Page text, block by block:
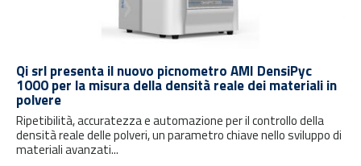
Qi srl presenta il nuovo picnometro AMI DensiPyc
1000 per la misura della densità reale dei materiali in
polvere
Ripetibilità, accuratezza e automazione per il controllo della
densità reale delle polveri, un parametro chiave nello sviluppo di
materiali avanzati...